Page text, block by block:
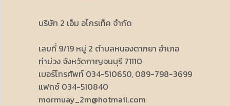
บริษัท 2 เอ็ม อโกรเท็ค จำกัด
เลขที่ 9/19 หมู่ 2 ตำบลหนองตากยา อำเภอ
ท่าม่วง จังหวัดกาญจนบุรี 71110
เบอร์โทรศัพท์ 034-510650, 089-798-3699
แฟกซ์ 034-510840
mormuay_2m@hotmail.com